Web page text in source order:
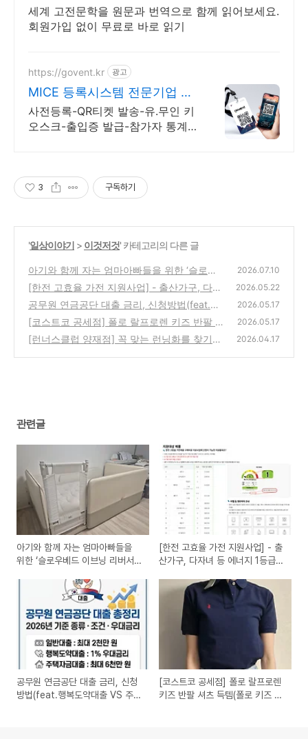
세계 고전문학을 원문과 번역으로 함께 읽어보세요.
회원가입 없이 무료로 바로 읽기
https://govent.kr 광고
MICE 등록시스템 전문기업 고
벤트
사전등록-QR티켓 발송-유.무인 키
오스크-출입증 발급-참가자 통계-
3 구독하기
'일상이야기 > 이것저것' 카테고리의 다른 글
아기와 함께 자는 엄마아빠들을 위한 ‘슬로우
베드 이브닝 리버서블 SS 매트리스’ 솔직후기
(0)
2026.07.10
[한전 고효율 가전 지원사업] - 출산가구, 다자
녀 등 에너지 1등급 가전 15% 환급 받기
(1)
2026.05.22
공무원 연금공단 대출 금리, 신청방법(feat.행
복도약대출 VS 주택자금대출)
(0)
2026.05.17
[코스트코 공세점] 폴로 랄프로렌 키즈 반팔 셔
츠 득템(폴로 키즈 반팔 사이즈 TIP)
(0)
2026.05.17
[런너스클럽 양재점] 꼭 맞는 런닝화를 찾기
2026.04.17
관련글
아기와 함께 자는 엄마아빠들을
위한 ‘슬로우베드 이브닝 리버서블
[한전 고효율 가전 지원사업] - 출
산가구, 다자녀 등 에너지 1등급
공무원 연금공단 대출 금리, 신청
방법(feat.행복도약대출 VS 주택
[코스트코 공세점] 폴로 랄프로렌
키즈 반팔 셔츠 득템(폴로 키즈 반